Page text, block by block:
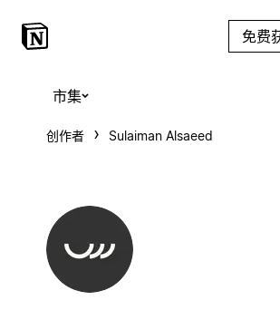
免费
市集
创作者 Sulaiman Alsaeed